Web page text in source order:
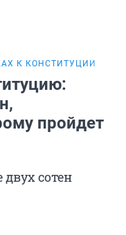
К КОНСТИТУЦИИ
пройдет
двух сотен